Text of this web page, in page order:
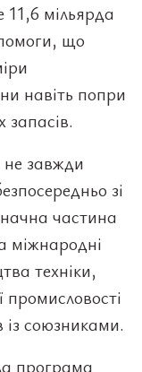
мільярда
що
навіть попри
запасів.
завжди
зі
частина
міжнародні
техніки,
промисловості
із союзниками.
програма